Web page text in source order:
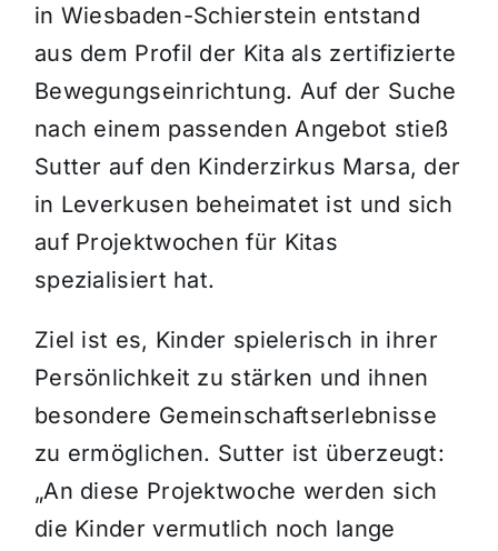
in Wiesbaden-Schierstein entstand
aus dem Profil der Kita als zertifizierte
Bewegungseinrichtung. Auf der Suche
nach einem passenden Angebot stieß
Sutter auf den Kinderzirkus Marsa, der
in Leverkusen beheimatet ist und sich
auf Projektwochen für Kitas
spezialisiert hat.
Ziel ist es, Kinder spielerisch in ihrer
Persönlichkeit zu stärken und ihnen
besondere Gemeinschaftserlebnisse
zu ermöglichen. Sutter ist überzeugt:
„An diese Projektwoche werden sich
die Kinder vermutlich noch lange